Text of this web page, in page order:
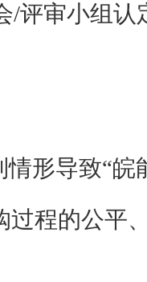
评审小组认
情形导致“
过程的公平